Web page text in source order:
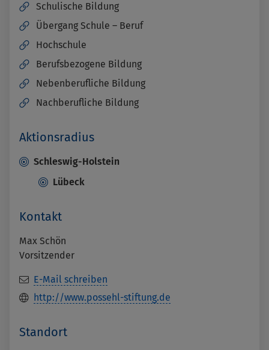
Schulische Bildung
Übergang Schule – Beruf
Hochschule
Berufsbezogene Bildung
Nebenberufliche Bildung
Nachberufliche Bildung
Aktionsradius
Schleswig-Holstein
Lübeck
Kontakt
Max Schön
Vorsitzender
E-Mail schreiben
http://www.possehl-stiftung.de
Standort